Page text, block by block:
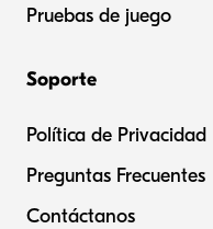
Pruebas de juego
Soporte
Política de Privacidad
Preguntas Frecuentes
Contáctanos